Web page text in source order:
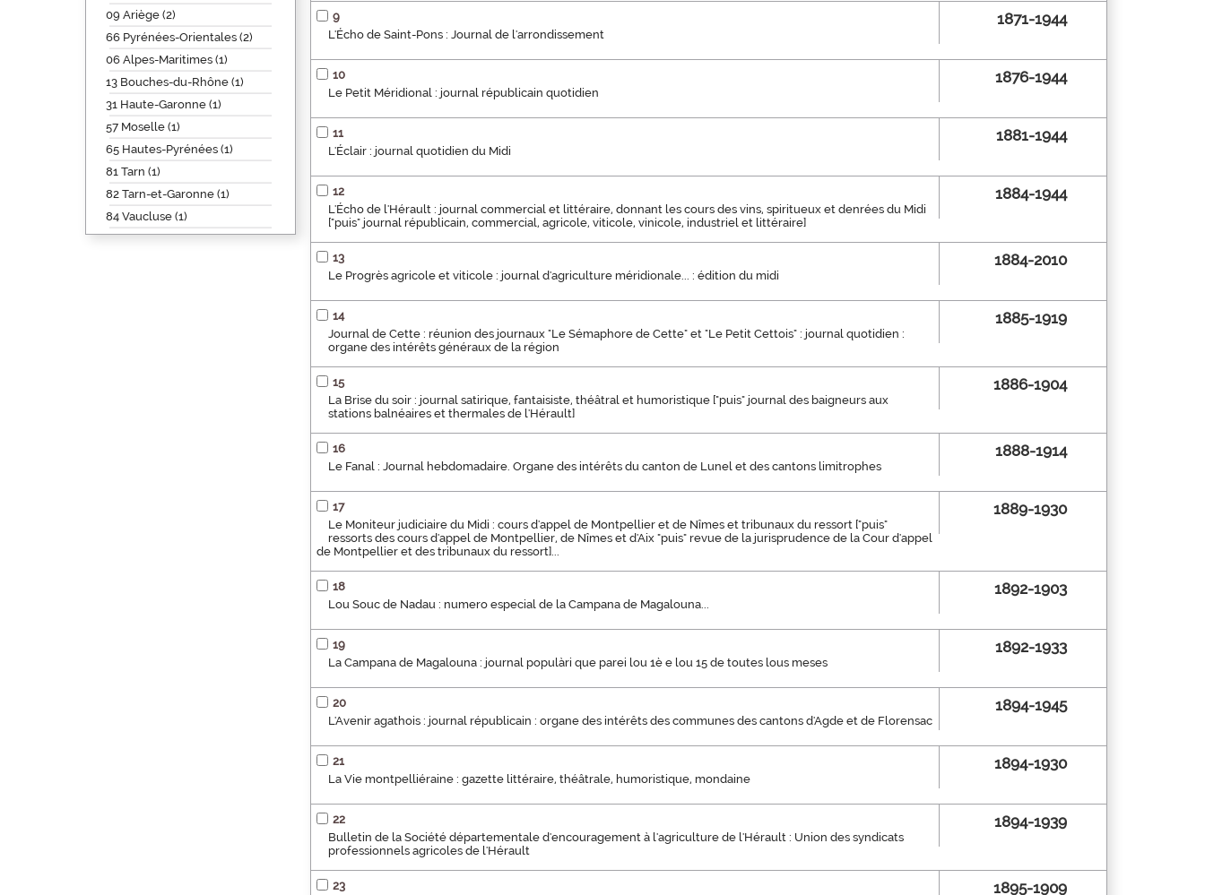
09 Ariège (2)
66 Pyrénées-Orientales (2)
06 Alpes-Maritimes (1)
13 Bouches-du-Rhône (1)
31 Haute-Garonne (1)
57 Moselle (1)
65 Hautes-Pyrénées (1)
81 Tarn (1)
82 Tarn-et-Garonne (1)
84 Vaucluse (1)
9
L'Écho de Saint-Pons : Journal de l'arrondissement
1871-1944
10
Le Petit Méridional : journal républicain quotidien
1876-1944
11
L'Éclair : journal quotidien du Midi
1881-1944
12
L'Écho de l'Hérault : journal commercial et littéraire, donnant les cours des vins, spiritueux et denrées du Midi
["puis" journal républicain, commercial, agricole, viticole, vinicole, industriel et littéraire]
1884-1944
13
Le Progrès agricole et viticole : journal d'agriculture méridionale... : édition du midi
1884-2010
14
Journal de Cette : réunion des journaux "Le Sémaphore de Cette" et "Le Petit Cettois" : journal quotidien :
organe des intérêts généraux de la région
1885-1919
15
La Brise du soir : journal satirique, fantaisiste, théâtral et humoristique ["puis" journal des baigneurs aux
stations balnéaires et thermales de l'Hérault]
1886-1904
16
Le Fanal : Journal hebdomadaire. Organe des intérêts du canton de Lunel et des cantons limitrophes
1888-1914
17
Le Moniteur judiciaire du Midi : cours d'appel de Montpellier et de Nîmes et tribunaux du ressort ["puis"
ressorts des cours d'appel de Montpellier, de Nîmes et d'Aix "puis" revue de la jurisprudence de la Cour d'appel
de Montpellier et des tribunaux du ressort]...
1889-1930
18
Lou Souc de Nadau : numero especial de la Campana de Magalouna...
1892-1903
19
La Campana de Magalouna : journal populàri que parei lou 1è e lou 15 de toutes lous meses
1892-1933
20
L'Avenir agathois : journal républicain : organe des intérêts des communes des cantons d'Agde et de Florensac
1894-1945
21
La Vie montpelliéraine : gazette littéraire, théâtrale, humoristique, mondaine
1894-1930
22
Bulletin de la Société départementale d'encouragement à l'agriculture de l'Hérault : Union des syndicats
professionnels agricoles de l'Hérault
1894-1939
23
1895-1909